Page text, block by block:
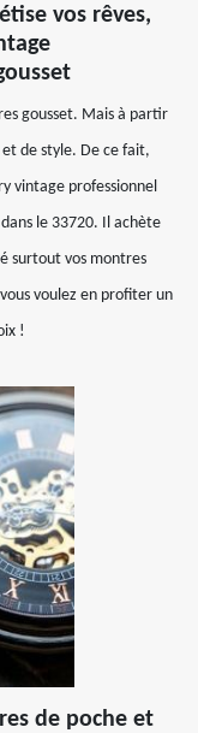
vos rêves,
gousset. Mais à partir
de style. De ce fait,
vintage professionnel
le 33720. Il achète
surtout vos montres
voulez en profiter un
!
de poche et